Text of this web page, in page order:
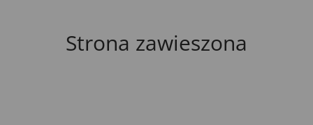
Strona zawieszona